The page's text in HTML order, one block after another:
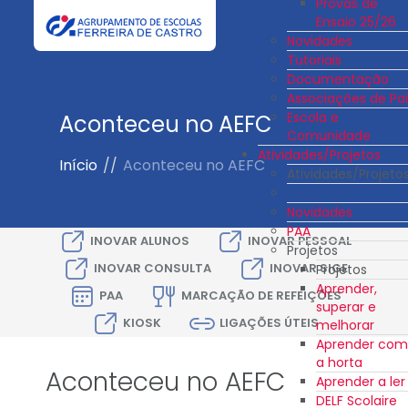
Ensaio 25/26
Novidades
Tutoriais
Documentação
Associações de
Escola e
Comunidade
Atividades/Projetos
Atividades/
Novidades
PAA
Projetos
Projetos
Aprender,
superar e
melhorar
Aprender com
a horta
Aprender a ler
DELF Scolaire
Aconteceu no AEFC
Início // Aconteceu no AEFC
INOVAR ALUNOS
INOVAR PESSOAL
INOVAR CONSULTA
INOVAR SIGE
PAA
MARCAÇÃO DE REFEIÇÕES
KIOSK
LIGAÇÕES ÚTEIS
Aconteceu no AEFC